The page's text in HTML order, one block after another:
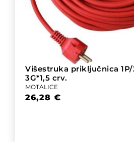
Višestruka priključnica
3G*1,5 crv.
MOTALICE
26,28 €